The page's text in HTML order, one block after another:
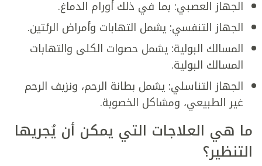
الجهاز العصبي: بما في ذلك أورام الدماغ.
الجهاز التنفسي: يشمل التهابات وأمراض الرئتين.
المسالك البولية: يشمل حصوات الكلى والتهابات
المسالك البولية.
الجهاز التناسلي: يشمل بطانة الرحم، ونزيف الرحم
غير الطبيعي، ومشاكل الخصوبة.
ما هي العلاجات التي يمكن أن يُجريها
التنظير؟